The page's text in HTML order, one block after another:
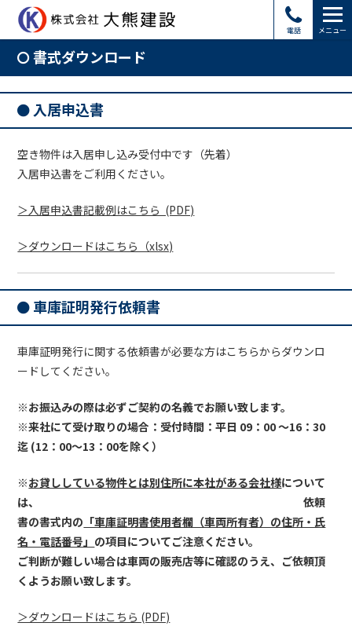
電話 メニュー
書式ダウンロード
入居申込書
空き物件は入居申し込み受付中です（先着）
入居申込書をご利用ください。
＞入居申込書記載例はこちら (PDF)
＞ダウンロードはこちら（xlsx)
車庫証明発行依頼書
車庫証明発行に関する依頼書が必要な方はこちらからダウンロ
ードしてください。
※お振込みの際は必ずご契約の名義でお願い致します。
※来社にて受け取りの場合：受付時間：平日 09：00 ～16：30
迄 (12：00～13：00を除く）
※お貸ししている物件とは別住所に本社がある会社様について
は、 依頼
書の書式内の 「車庫証明書使用者欄（車両所有者）の住所・氏
名・電話番号」 の項目についてご注意ください。
ご判断が難しい場合は車両の販売店等に確認のうえ、ご依頼頂
くようお願い致します。
＞ダウンロードはこちら (PDF)